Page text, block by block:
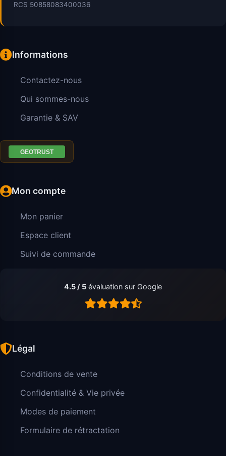
RCS 50858083400036
Informations
Contactez-nous
Qui sommes-nous
Garantie & SAV
Mon compte
Mon panier
Espace client
Suivi de commande
4.5 / 5 évaluation sur Google
Légal
Conditions de vente
Confidentialité & Vie privée
Modes de paiement
Formulaire de rétractation